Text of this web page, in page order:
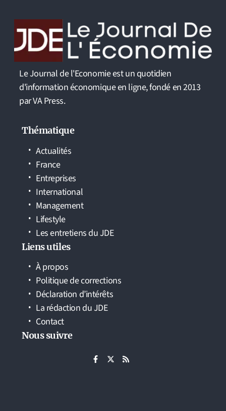
Le Journal de l'Economie est un quotidien
d'information économique en ligne, fondé en 2013
par VA Press.
Thématique
Actualités
France
Entreprises
International
Management
Lifestyle
Les entretiens du JDE
Liens utiles
À propos
Politique de corrections
Déclaration d’intérêts
La rédaction du JDE
Contact
Nous suivre